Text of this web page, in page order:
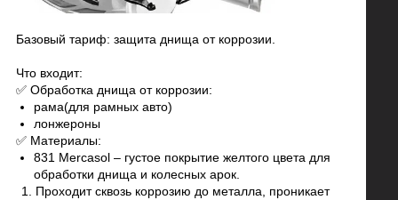
Базовый тариф: защита днища от коррозии.
Что входит:
✅ Обработка днища от коррозии:
рама(для рамных авто)
лонжероны
✅ Материалы:
831 Mercasol – густое покрытие желтого цвета для
обработки днища и колесных арок.
Проходит сквозь коррозию до металла, проникает